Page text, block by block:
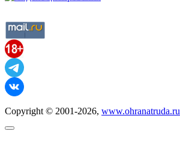
Copyright © 2001-2026, www.ohranatruda.ru